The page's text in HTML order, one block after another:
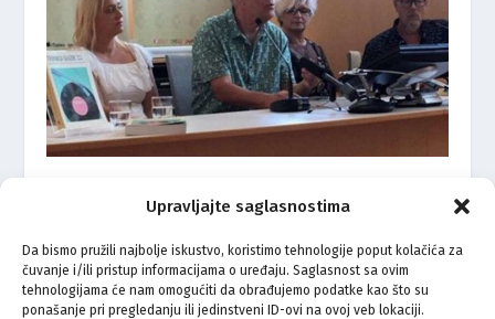
Upravljajte saglasnostima
Da bismo pružili najbolje iskustvo, koristimo tehnologije poput kolačića za
čuvanje i/ili pristup informacijama o uređaju. Saglasnost sa ovim
tehnologijama će nam omogućiti da obrađujemo podatke kao što su
ponašanje pri pregledanju ili jedinstveni ID-ovi na ovoj veb lokaciji.